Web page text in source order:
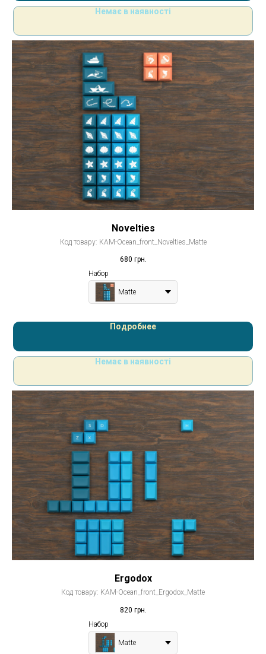
Немає в наявності
Novelties
Код товару: KAM-Ocean_front_Novelties_Matte
680 грн.
Набор
Matte
Подробнее
Немає в наявності
Ergodox
Код товару: KAM-Ocean_front_Ergodox_Matte
820 грн.
Набор
Matte